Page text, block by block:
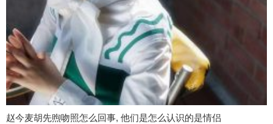
赵今麦胡先煦吻照怎么回事, 他们是怎么认识的是情侣